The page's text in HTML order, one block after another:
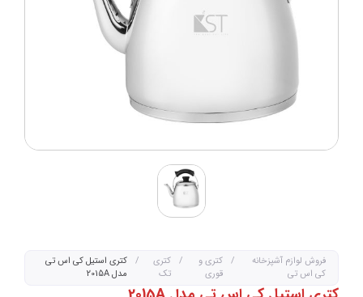
فروش لوازم آشپزخانه
کی اس تی
/
کتری و
قوری
/
کتری
تک
/ کتری استیل کی اس تی
مدل 2015A